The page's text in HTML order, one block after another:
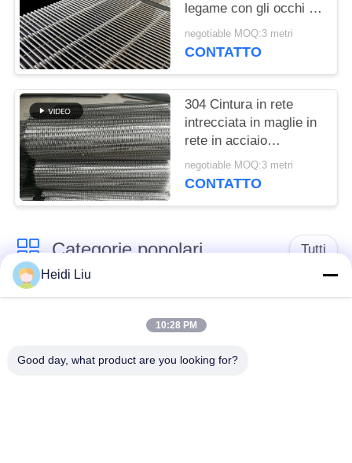
legame con gli occhi di
qualità alimentare
negotiable MOQ:3 metri
CONTATTO
304 Cintura in rete
intrecciata in maglie in
rete in acciaio
inossidabile
negotiable MOQ:3 metri
CONTATTO
Categorie popolari Tutti
cinghia della rete
della maglia
Heidi Liu
10:28 PM
Good day, what product are you looking for?